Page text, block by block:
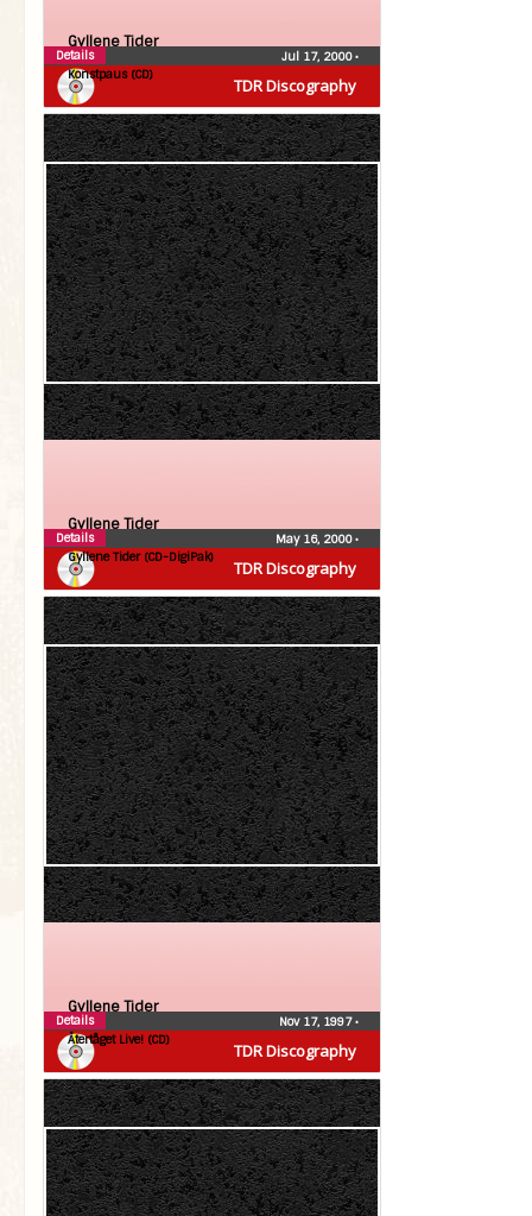
TDR Discography
Gyllene Tider
Konstpaus (CD)
Jul 17, 2000•
Details
TDR Discography
Gyllene Tider
Gyllene Tider (CD-DigiPak)
May 16, 2000•
Details
TDR Discography
Gyllene Tider
Återtåget Live! (CD)
Nov 17, 1997•
Details